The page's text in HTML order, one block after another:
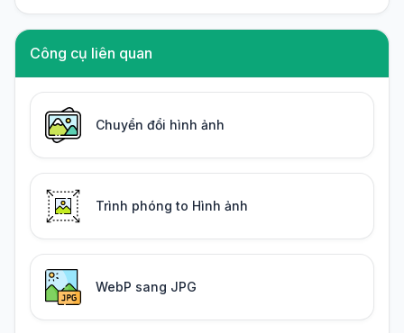
Công cụ liên quan
Chuyển đổi hình ảnh
Trình phóng to Hình ảnh
WebP sang JPG